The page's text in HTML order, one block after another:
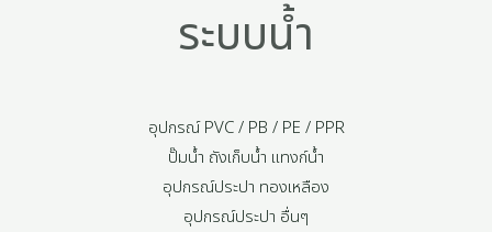
ระบบน้ำ
อุปกรณ์ PVC / PB / PE / PPR
ปั๊มน้ำ ถังเก็บน้ำ แทงก์น้ำ
อุปกรณ์ประปา ทองเหลือง
อุปกรณ์ประปา อื่นๆ